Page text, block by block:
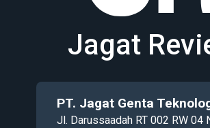
Jagat
PT. Jagat Genta
Jl. Darussaadah RT 002 RW 04